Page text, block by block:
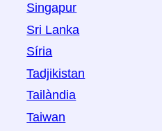
Singapur
Sri Lanka
Síria
Tadjikistan
Tailàndia
Taiwan